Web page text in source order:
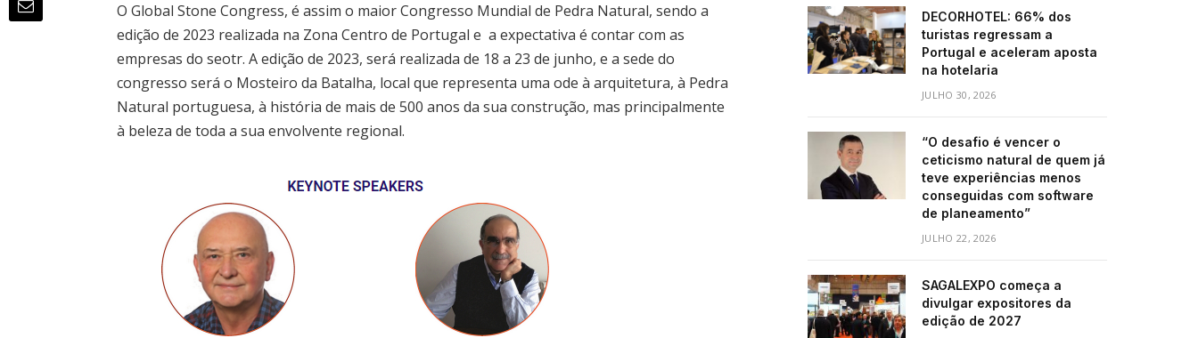
O Global Stone Congress, é assim o maior Congresso Mundial de Pedra Natural, sendo a
edição de 2023 realizada na Zona Centro de Portugal e a expectativa é contar com as
empresas do seotr. A edição de 2023, será realizada de 18 a 23 de junho, e a sede do
congresso será o Mosteiro da Batalha, local que representa uma ode à arquitetura, à Pedra
Natural portuguesa, à história de mais de 500 anos da sua construção, mas principalmente
à beleza de toda a sua envolvente regional.
DECORHOTEL: 66% dos
turistas regressam a
Portugal e aceleram aposta
na hotelaria
JULHO 30, 2026
“O desafio é vencer o
ceticismo natural de quem já
teve experiências menos
conseguidas com software
de planeamento”
JULHO 22, 2026
SAGALEXPO começa a
divulgar expositores da
edição de 2027